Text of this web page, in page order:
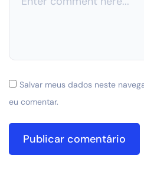
Salvar meus dados neste
eu comentar.